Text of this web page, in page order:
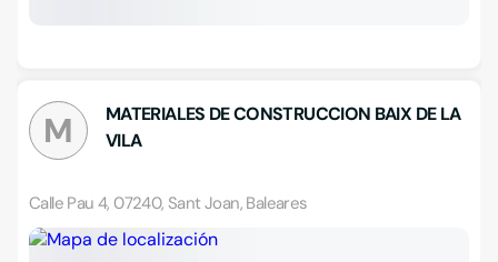
M
MATERIALES DE CONSTRUCCION BAIX DE LA
VILA
Calle Pau 4, 07240, Sant Joan, Baleares